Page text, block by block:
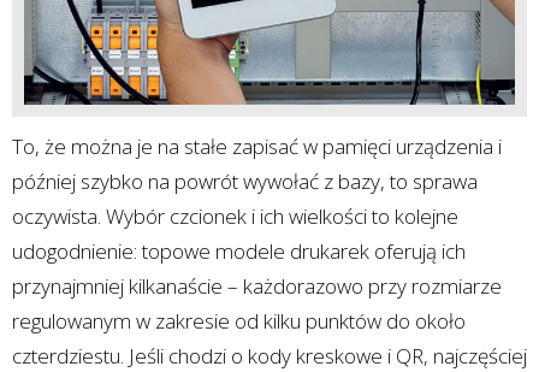
To, że można je na stałe zapisać w pamięci urządzenia i
później szybko na powrót wywołać z bazy, to sprawa
oczywista. Wybór czcionek i ich wielkości to kolejne
udogodnienie: topowe modele drukarek oferują ich
przynajmniej kilkanaście – każdorazowo przy rozmiarze
regulowanym w zakresie od kilku punktów do około
czterdziestu. Jeśli chodzi o kody kreskowe i QR, najczęściej